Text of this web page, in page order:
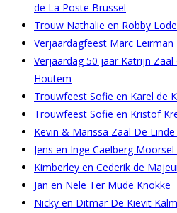
de La Poste Brussel
Trouw Nathalie en Robby
Verjaardagfeest Marc Leirman
Verjaardag 50 jaar Katrijn Zaal
Houtem
Trouwfeest Sofie en Karel de
Trouwfeest Sofie en Kristof
Kevin & Marissa Zaal De
Jens en Inge Caelberg
Kimberley en Cederik de
Jan en Nele Ter Mude Knokke
Nicky en Ditmar De Kievit